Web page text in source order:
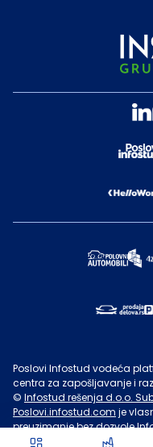
Poslovi Infostud vodeća
centra za zapošljavanje i
© Infostud rešenja d.o.o.
Poslovi.infostud.com je
preuzimanje bez dozvole
u druge svrhe, osim za